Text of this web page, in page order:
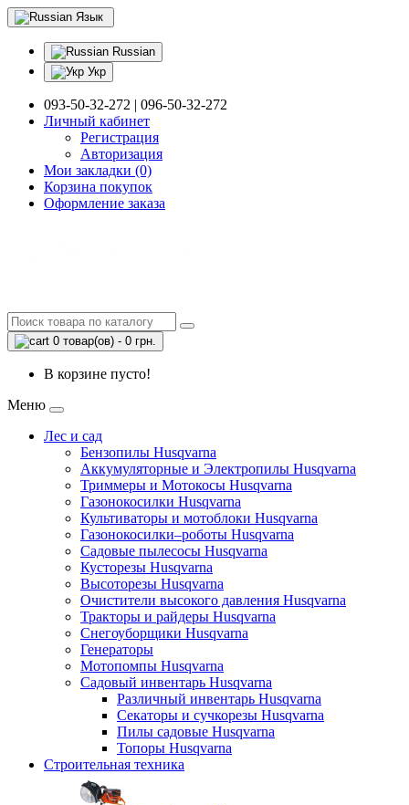
Язык
Russian
Укр
093-50-32-272 | 096-50-32-272
Личный кабинет
Регистрация
Авторизация
Мои закладки (0)
Корзина покупок
Оформление заказа
0 товар(ов) - 0 грн.
В корзине пусто!
Меню
Лес и сад
Бензопилы Husqvarna
Аккумуляторные и Электропилы Нusqvarna
Триммеры и Мотокосы Нusqvarna
Газонокосилки Husqvarna
Культиваторы и мотоблоки Husqvarna
Газонокосилки–роботы Husqvarna
Садовые пылесосы Husqvarna
Кусторезы Husqvarna
Высоторезы Husqvarna
Очистители высокого давления Husqvarna
Тракторы и райдеры Husqvarna
Снегоуборщики Husqvarna
Генераторы
Мотопомпы Husqvarna
Садовый инвентарь Husqvarna
Различный инвентарь Husqvarna
Секаторы и сучкорезы Husqvarna
Пилы садовые Husqvarna
Топоры Husqvarna
Строительная техника